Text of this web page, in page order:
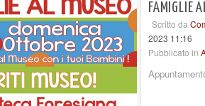
FAMIGLIE
Scritto da
2023 11:16
Pubblicato in